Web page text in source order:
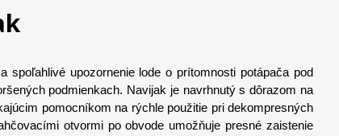
upozornenie lode o prítomnosti potápača pod
podmienkach. Navijak je navrhnutý s dôrazom na
pomocníkom na rýchle použitie pri dekompresných
otvormi po obvode umožňuje presné zaistenie